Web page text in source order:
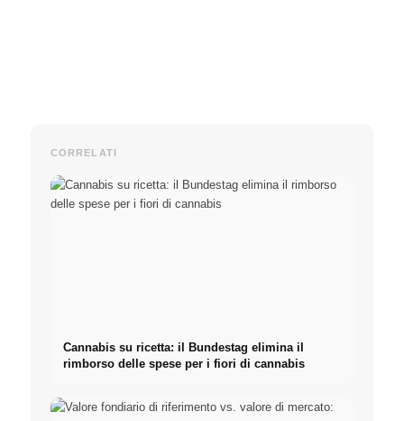
CORRELATI
Cannabis su ricetta: il Bundestag elimina il
rimborso delle spese per i fiori di cannabis